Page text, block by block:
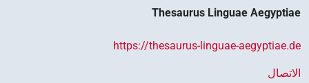
Thesaurus Linguae Aegyptiae
https://thesaurus-linguae-aegyptiae.de
الاتصال